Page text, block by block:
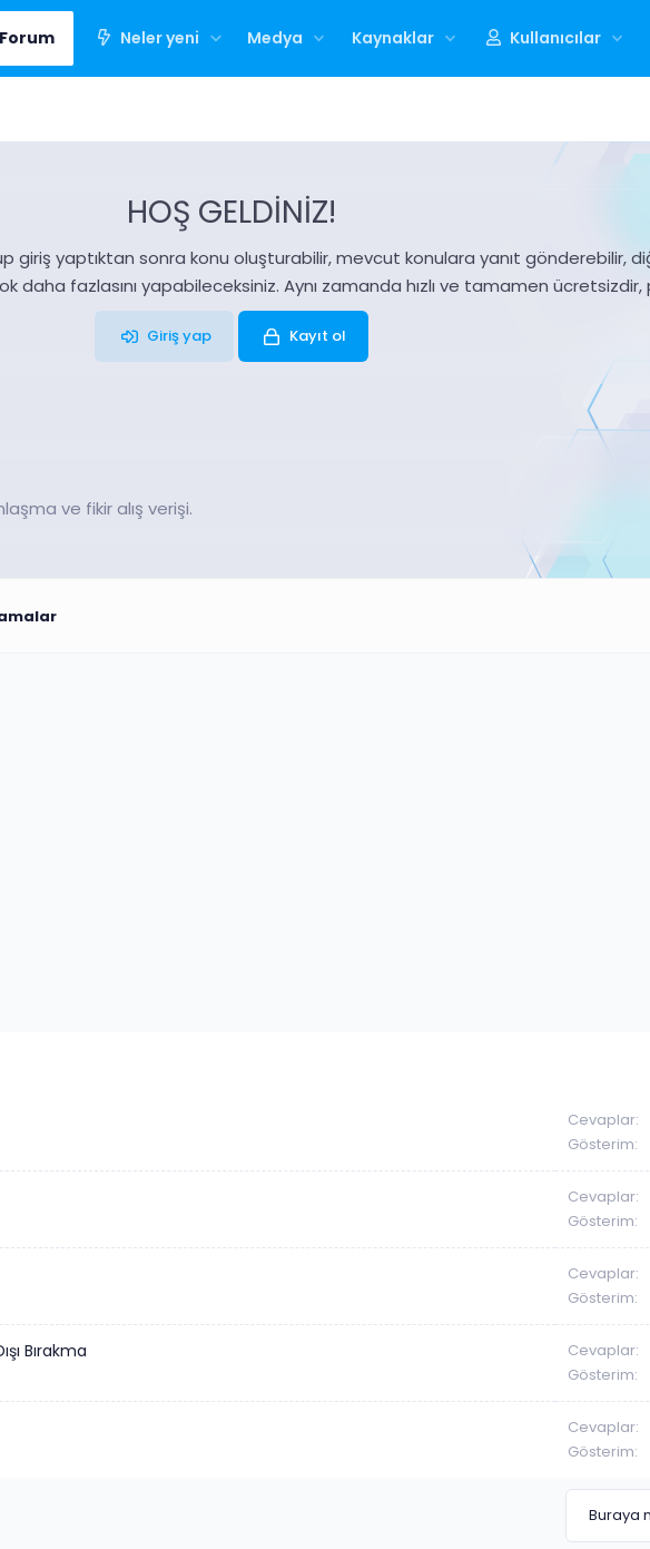
Forum Neler yeni Medya Kaynaklar Kullanıcılar
HOŞ GELDİNİZ!
giriş yaptıktan sonra konu oluşturabilir, mevcut konulara yanıt gönderebilir,
daha fazlasını yapabileceksiniz. Aynı zamanda hızlı ve tamamen
Giriş yap Kayıt ol
ve fikir alış verişi.
Cevaplar
Gösterim
Cevaplar
Gösterim
Cevaplar
Gösterim
Bırakma Cevaplar
Gösterim
Cevaplar
Gösterim
Buraya